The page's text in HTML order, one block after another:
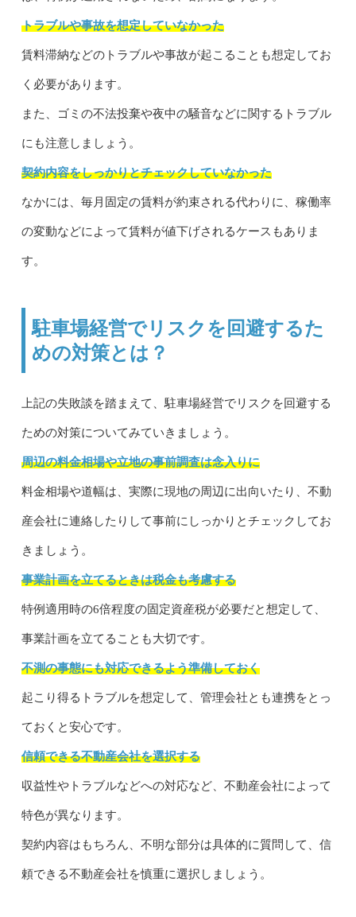
トラブルや事故を想定していなかった
賃料滞納などのトラブルや事故が起こることも想定してお
く必要があります。
また、ゴミの不法投棄や夜中の騒音などに関するトラブル
にも注意しましょう。
契約内容をしっかりとチェックしていなかった
なかには、毎月固定の賃料が約束される代わりに、稼働率
の変動などによって賃料が値下げされるケースもありま
す。
駐車場経営でリスクを回避するた
めの対策とは？
上記の失敗談を踏まえて、駐車場経営でリスクを回避する
ための対策についてみていきましょう。
周辺の料金相場や立地の事前調査は念入りに
料金相場や道幅は、実際に現地の周辺に出向いたり、不動
産会社に連絡したりして事前にしっかりとチェックしてお
きましょう。
事業計画を立てるときは税金も考慮する
特例適用時の6倍程度の固定資産税が必要だと想定して、
事業計画を立てることも大切です。
不測の事態にも対応できるよう準備しておく
起こり得るトラブルを想定して、管理会社とも連携をとっ
ておくと安心です。
信頼できる不動産会社を選択する
収益性やトラブルなどへの対応など、不動産会社によって
特色が異なります。
契約内容はもちろん、不明な部分は具体的に質問して、信
頼できる不動産会社を慎重に選択しましょう。